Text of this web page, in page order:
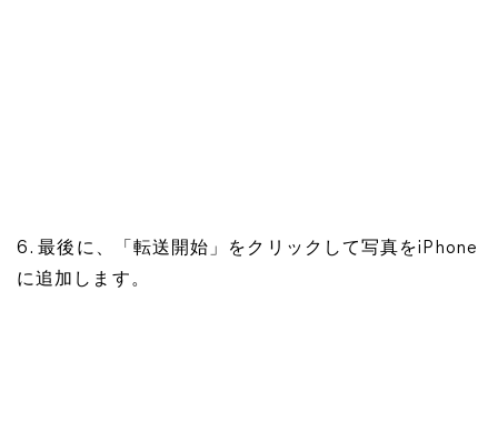
6. 最後に、「転送開始」をクリックして写真をiPhone
に追加します。